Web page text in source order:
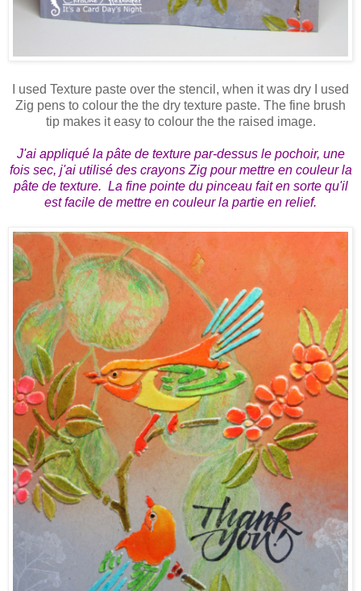
I used Texture paste over the stencil, when it was dry I used
Zig pens to colour the the dry texture paste. The fine brush
tip makes it easy to colour the the raised image.
J'ai appliqué la pâte de texture par-dessus le pochoir, une
fois sec, j'ai utilisé des crayons Zig pour mettre en couleur la
pâte de texture. La fine pointe du pinceau fait en sorte qu'il
est facile de mettre en couleur la partie en relief.